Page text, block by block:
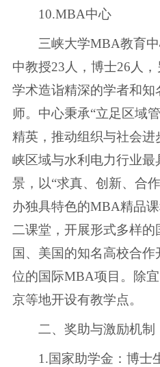
10.MBA中心
三峡大学MBA教育中
中教授23人，博士26人
学术造诣精深的学者和
师。中心秉承“立足区域
精英，推动组织与社会进
峡区域与水利电力行业
景，以“求真、创新、合
办独具特色的MBA精品
二课堂，开展形式多样
国、美国的知名高校合
位的国际MBA项目。除
京等地开设有教学点。
二、奖助与激励机制
1.国家助学金：博士